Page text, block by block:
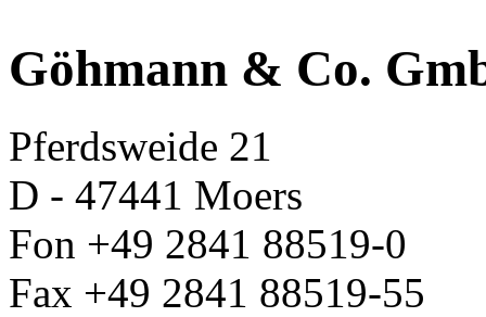
Göhmann & Co.
Pferdsweide 21
D - 47441 Moers
Fon +49 2841 88519-0
Fax +49 2841 88519-55